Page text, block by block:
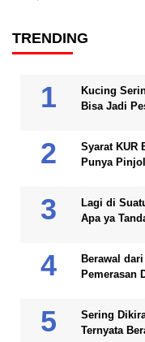
TRENDING
Kucing
Bisa Jadi
Syarat KUR
Punya
Lagi di
Apa ya
Berawal
Pemerasan
Sering
Ternyata